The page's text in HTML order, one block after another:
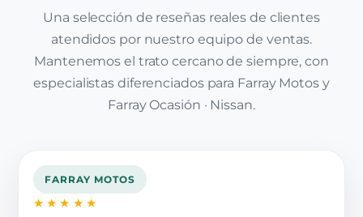
Una selección de reseñas reales de clientes
atendidos por nuestro equipo de ventas.
Mantenemos el trato cercano de siempre, con
especialistas diferenciados para Farray Motos y
Farray Ocasión · Nissan.
FARRAY MOTOS
★★★★★